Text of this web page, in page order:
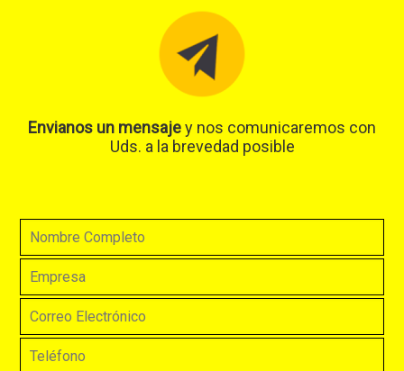
Envianos un mensajey nos comunicaremos con
Uds. a la brevedad posible